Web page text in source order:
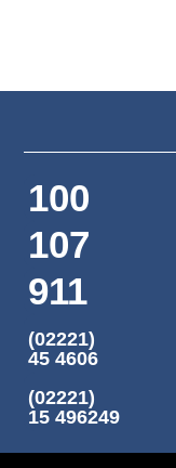
100
107
911
(02221)
45 4606
(02221)
15 496249